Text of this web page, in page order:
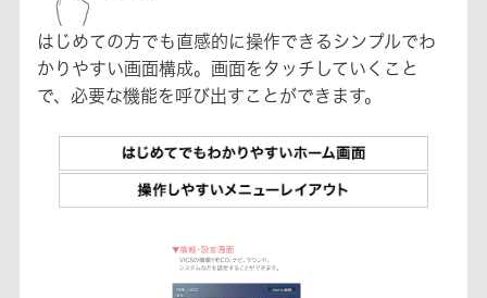
はじめての方でも直感的に操作できるシンプルでわ
かりやすい画面構成。画面をタッチしていくこと
で、必要な機能を呼び出すことができます。